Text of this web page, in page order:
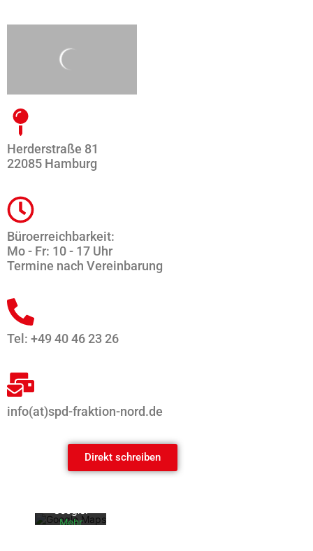
Herderstraße 81
22085 Hamburg
Büroerreichbarkeit:
Mo - Fr: 10 - 17 Uhr
Termine nach Vereinbarung
Tel: +49 40 46 23 26
info(at)spd-fraktion-nord.de
Direkt schreiben
Mit dem
Karte
akzeptiere
n Sie die
Datenschu
Mehr